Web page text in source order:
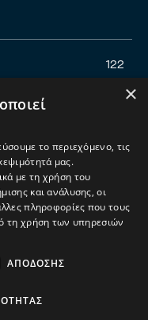
122
71
×
το περιεχόμενο, τις
μας.
με τη χρήση του
και ανάλυσης, οι
πληροφορίες που τους
τη χρήση των υπηρεσιών
ΑΠΌΔΟΣΗΣ